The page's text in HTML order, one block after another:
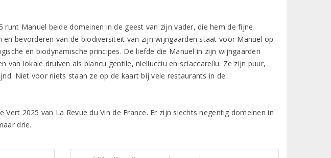
runt Manuel beide domeinen in de geest van zijn vader, die hem de fijne
en bevorderen van de biodiversiteit van zijn wijngaarden staat voor Manuel op
en biodynamische principes. De liefde die Manuel in zijn wijngaarden
lokale druiven als biancu gentile, niellucciu en sciaccarellu. Ze zijn puur,
Niet voor niets staan ze op de kaart bij vele restaurants in de
2025 van La Revue du Vin de France. Er zijn slechts negentig domeinen in
drie.